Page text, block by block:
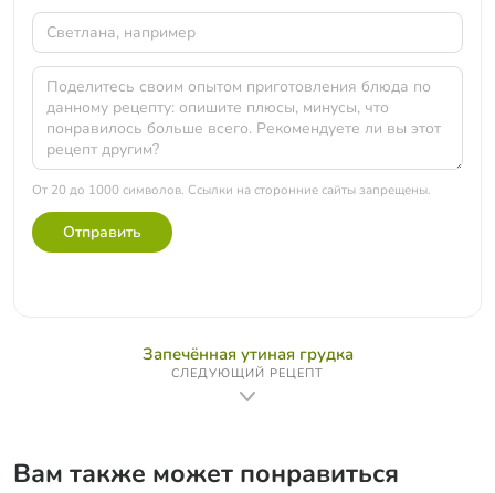
От 20 до 1000 символов. Ссылки на сторонние сайты запрещены.
Отправить
Запечённая утиная грудка
СЛЕДУЮЩИЙ РЕЦЕПТ
Вам также может понравиться